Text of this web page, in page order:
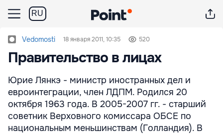
RU
Vedomosti 18 января 2011, 10:35 520
Правительство в лицах
Юрие Лянкэ - министр иностранных дел и
евроинтеграции, член ЛДПМ. Родился 20
октября 1963 года. В 2005-2007 гг. - старший
советник Верховного комиссара ОБСЕ по
национальным меньшинствам (Голландия). В